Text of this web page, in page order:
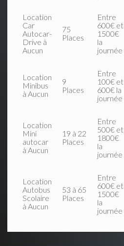
Location
Car
Autocar-
Drive à
Aucun
75
Places
Entre
600€ et
1500€
la
journée
Location
Minibus
à Aucun
9
Places
Entre
100€ et
600€ la
journée
Location
Mini
autocar
à Aucun
19 à 22
Places
Entre
500€ et
1800€
la
journée
Location
Autobus
Scolaire
à Aucun
53 à 65
Places
Entre
600€ et
1500€
la
journée